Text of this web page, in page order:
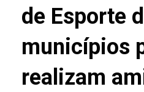
de Esporte
municípios
realizam